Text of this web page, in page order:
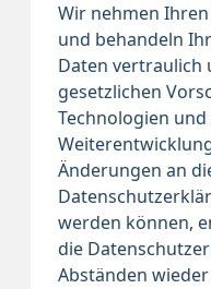
Wir nehmen
und behandeln
Daten vertraulich
gesetzlichen
Technologien
Änderungen an
werden können,
die
Abständen